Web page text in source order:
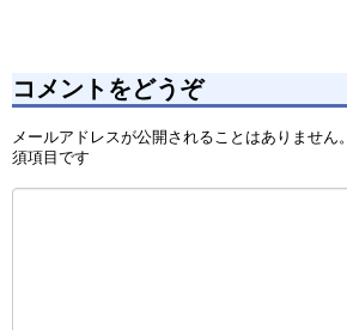
コメントをどうぞ
メールアドレスが公開されることはありません。
須項目です